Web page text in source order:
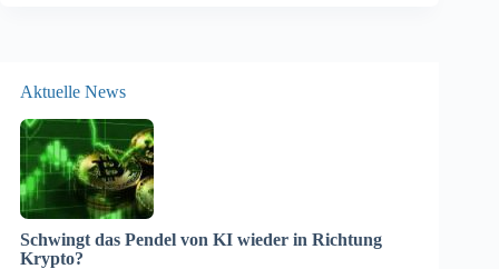
Aktuelle News
Schwingt das Pendel von KI wieder in Richtung
Krypto?